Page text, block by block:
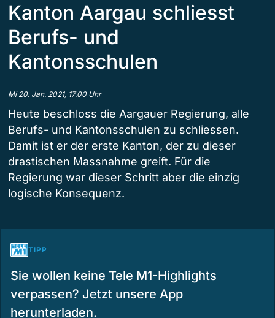
Kanton Aargau schliesst
Berufs- und
Kantonsschulen
Mi 20. Jan. 2021, 17.00 Uhr
Heute beschloss die Aargauer Regierung, alle
Berufs- und Kantonsschulen zu schliessen.
Damit ist er der erste Kanton, der zu dieser
drastischen Massnahme greift. Für die
Regierung war dieser Schritt aber die einzig
logische Konsequenz.
TIPP
Sie wollen keine Tele M1-Highlights
verpassen? Jetzt unsere App
herunterladen.